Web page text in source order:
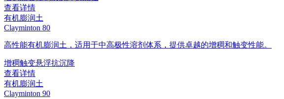
查看详情
有机膨润土
Clayminton 80
高性能有机膨润土，适用于中高极性溶剂体系，提供卓越的增稠和触变性能。
增稠触变悬浮抗沉降
查看详情
有机膨润土
Clayminton 90